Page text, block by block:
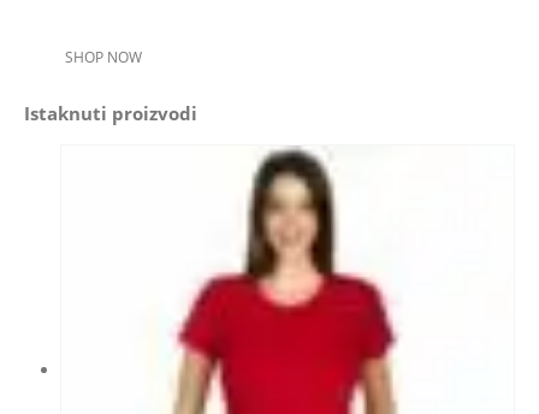
SHOP NOW
Istaknuti proizvodi